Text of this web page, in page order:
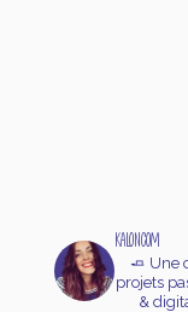
kaloncom
🧈 Une
projets
&